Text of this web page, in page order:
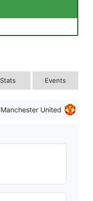
Stats Events
Manchester United